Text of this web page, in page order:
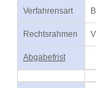
Verfahrensart
Rechtsrahmen
Abgabefrist